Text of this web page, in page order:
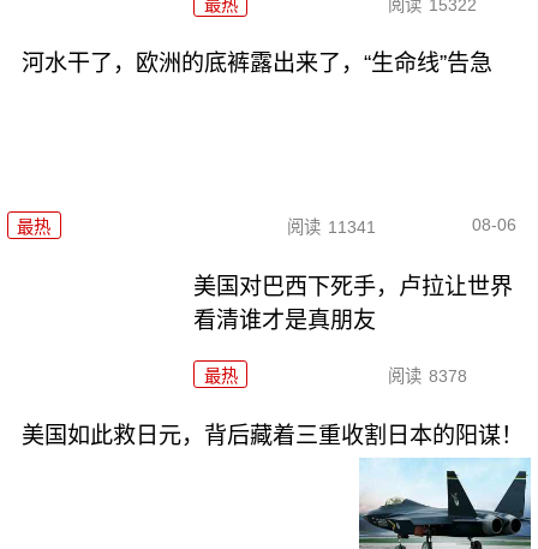
最热 阅读 15322
河水干了，欧洲的底裤露出来了，“生命线”告急
最热 阅读 11341 08-06
美国对巴西下死手，卢拉让世界
看清谁才是真朋友
最热 阅读 8378
美国如此救日元，背后藏着三重收割日本的阳谋！